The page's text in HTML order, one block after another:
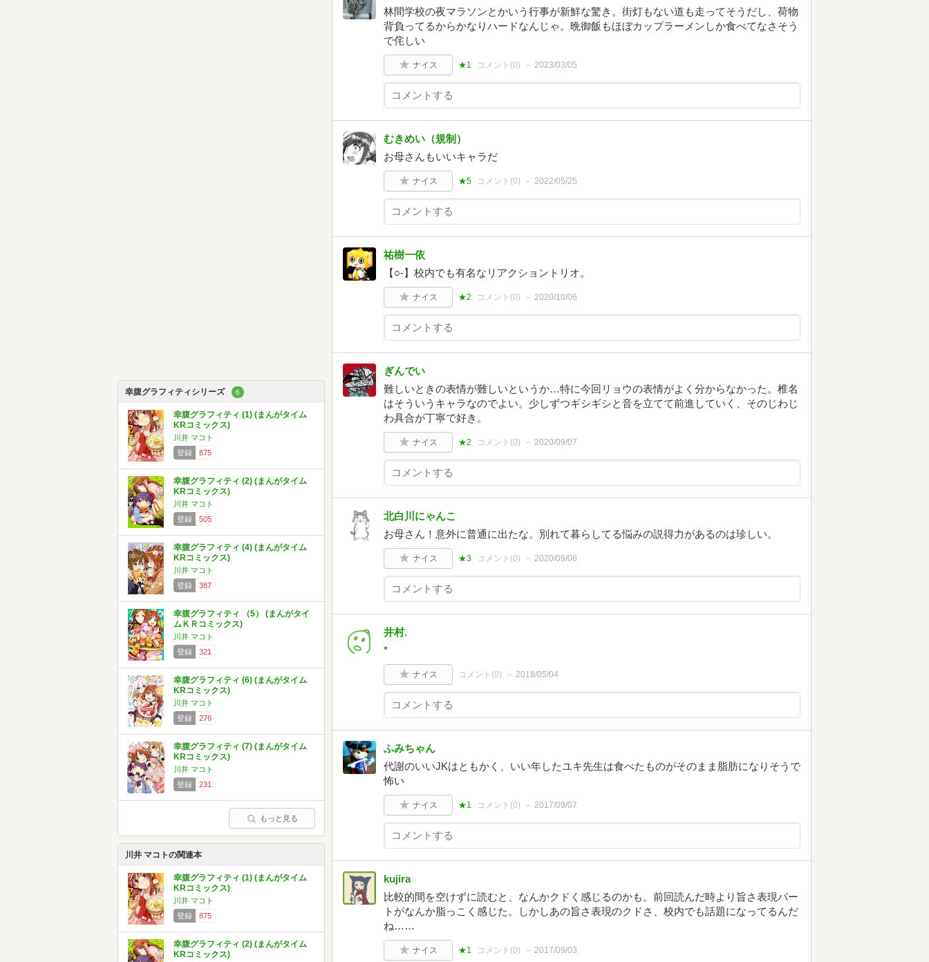
幸腹グラフィティシリーズ 6
幸腹グラフィティ (1) (まんがタイム
KRコミックス)
川井 マコト
登録
875
幸腹グラフィティ (2) (まんがタイム
KRコミックス)
川井 マコト
登録
505
幸腹グラフィティ (4) (まんがタイム
KRコミックス)
川井 マコト
登録
387
幸腹グラフィティ （5） (まんがタイ
ムＫＲコミックス)
川井 マコト
登録
321
幸腹グラフィティ (6) (まんがタイム
KRコミックス)
川井 マコト
登録
276
幸腹グラフィティ (7) (まんがタイム
KRコミックス)
川井 マコト
登録
231
もっと見る
川井 マコトの関連本
幸腹グラフィティ (1) (まんがタイム
KRコミックス)
川井 マコト
登録
875
幸腹グラフィティ (2) (まんがタイム
KRコミックス)
林間学校の夜マラソンとかいう行事が新鮮な驚き。街灯もない道も走ってそうだし、荷物
背負ってるからかなりハードなんじゃ。晩御飯もほぼカップラーメンしか食べてなさそう
で侘しい
ナイス ★1 コメント(0) 2023/03/05
むきめい（規制）
お母さんもいいキャラだ
ナイス ★5 コメント(0) 2022/05/25
祐樹一依
【○-】校内でも有名なリアクショントリオ。
ナイス ★2 コメント(0) 2020/10/06
ぎんでい
難しいときの表情が難しいというか…特に今回リョウの表情がよく分からなかった。椎名
はそういうキャラなのでよい。少しずつギシギシと音を立てて前進していく、そのじわじ
わ具合が丁寧で好き。
ナイス ★2 コメント(0) 2020/09/07
北白川にゃんこ
お母さん！意外に普通に出たな。別れて暮らしてる悩みの説得力があるのは珍しい。
ナイス ★3 コメント(0) 2020/09/06
井村.
*
ナイス コメント(0) 2018/05/04
ふみちゃん
代謝のいいJKはともかく、いい年したユキ先生は食べたものがそのまま脂肪になりそうで
怖い
ナイス ★1 コメント(0) 2017/09/07
kujira
比較的間を空けずに読むと、なんかクドく感じるのかも。前回読んだ時より旨さ表現パー
トがなんか脂っこく感じた。しかしあの旨さ表現のクドさ、校内でも話題になってるんだ
ね……
ナイス ★1 コメント(0) 2017/09/03